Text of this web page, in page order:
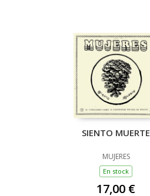
SIENTO MUERTE
MUJERES
En stock
17,00 €